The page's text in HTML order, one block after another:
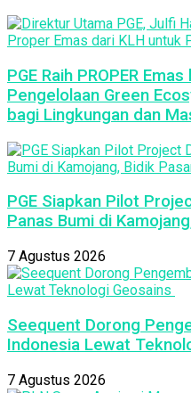
PGE Raih PROPER
Pengelolaan Green
bagi Lingkungan dan
PGE Siapkan Pilot
Panas Bumi di
7 Agustus 2026
Seequent Dorong
Indonesia Lewat
7 Agustus 2026